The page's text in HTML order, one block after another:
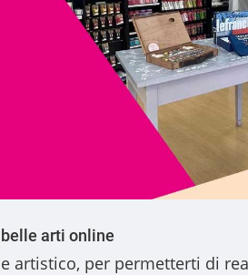
arti online
artistico, per permetterti di